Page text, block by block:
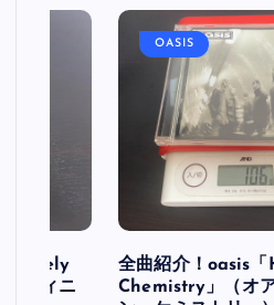
フィニ
OASIS
全曲紹介！oasis
Chemistry」（オ